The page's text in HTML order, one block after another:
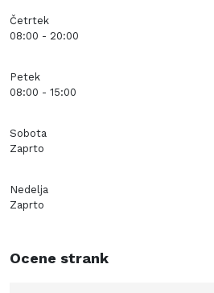
Četrtek
08:00 - 20:00
Petek
08:00 - 15:00
Sobota
Zaprto
Nedelja
Zaprto
Ocene strank